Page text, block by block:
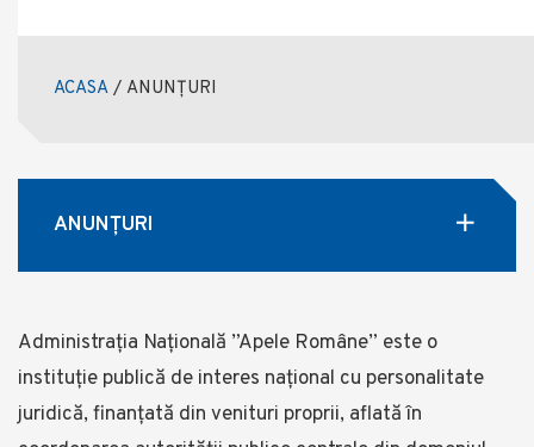
ACASA / ANUNȚURI
ANUNȚURI
Administrația Națională ”Apele Române” este o
instituție publică de interes național cu personalitate
juridică, finanţată din venituri proprii, aflată în